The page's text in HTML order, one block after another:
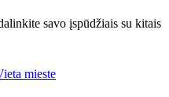
savo įspūdžiais su kitais
mieste